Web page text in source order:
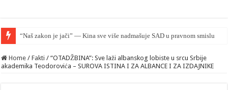
Ruski hak
Home / Fakti / “OTADŽBINA”: Sve laži albanskog lobiste u srcu Srbije
akademika Teodorovića – SUROVA ISTINA I ZA ALBANCE I ZA IZDAJNIKE